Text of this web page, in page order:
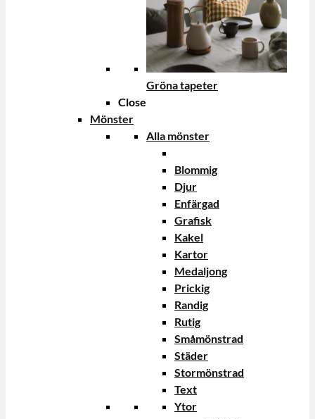
Gröna tapeter
Close
Mönster
Alla mönster
Blommig
Djur
Enfärgad
Grafisk
Kakel
Kartor
Medaljong
Prickig
Randig
Rutig
Småmönstrad
Städer
Stormönstrad
Text
Ytor